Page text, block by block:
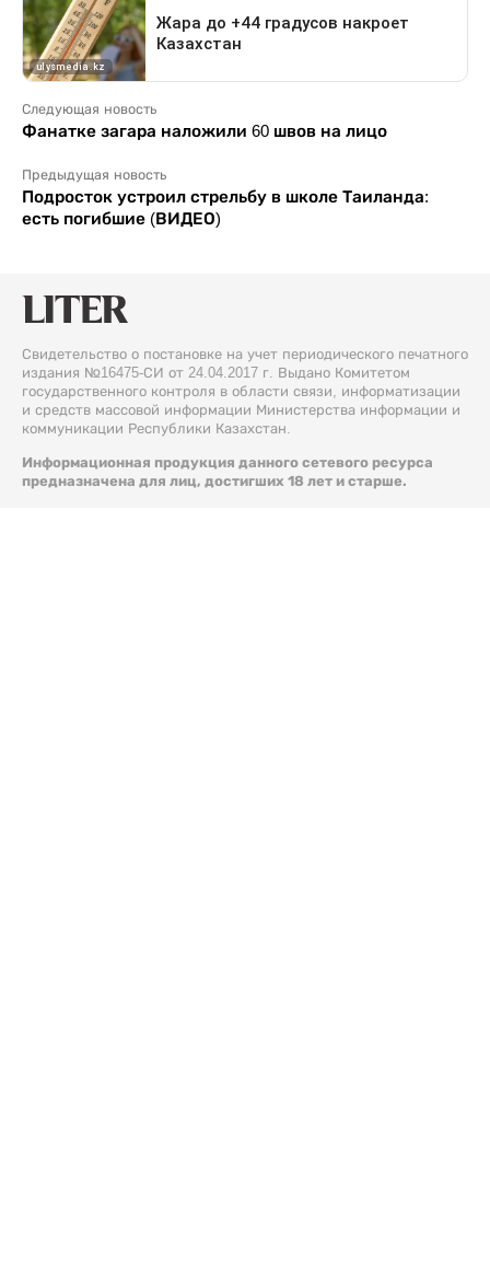
Следующая новость
Фанатке загара наложили 60 швов на лицо
Предыдущая новость
Подросток устроил стрельбу в школе Таиланда:
есть погибшие (ВИДЕО)
Свидетельство о постановке на учет периодического печатного
издания №16475-СИ от 24.04.2017 г. Выдано Комитетом
государственного контроля в области связи, информатизации
и средств массовой информации Министерства информации и
коммуникации Республики Казахстан.
Информационная продукция данного сетевого ресурса
предназначена для лиц, достигших 18 лет и старше.